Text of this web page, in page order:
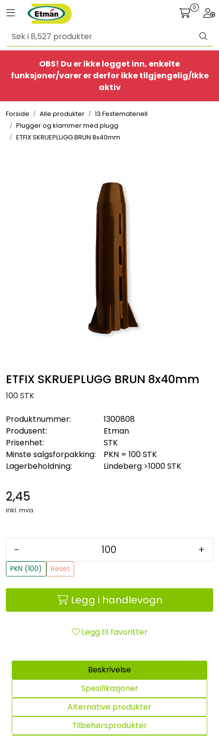
Skip to main content
Toggle navigation 0
OBS! Du er ikke logget inn, enkelte
funksjoner/varer er derfor ikke tilgjengelig/Ikke
aktiv
Forside Alle produkter
13 Festemateriell
Plugger og klammer med plugg
ETFIX SKRUEPLUGG BRUN 8x40mm
ETFIX SKRUEPLUGG BRUN 8x40mm
100 STK
Produktnummer:
1300808
Produsent:
Etman
Prisenhet:
STK
Minste salgsforpakking:
PKN = 100 STK
Lagerbeholdning:
Lindeberg >1000 STK
2,45
inkl. mva.
- +
PKN (100) Reset
Legg i handlevogn
Legg til favoritter
Beskrivelse
Spesifikasjoner
Alternative produkter
Tilbehørsprodukter
Alle produkter
BestSelgere
Ethome